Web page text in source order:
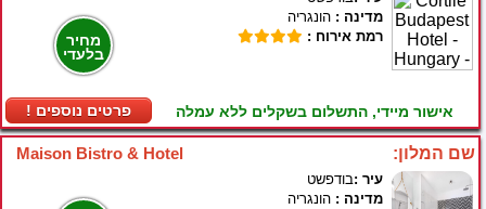
מחיר
בלעדי
! פרטים נוספים
מדינה : הונגריה
רמת אירוח :
אישור מיידי, התשלום בשקלים ללא עמלה
Maison Bistro & Hotel שם המלון:
עיר :בודפשט
מדינה : הונגריה